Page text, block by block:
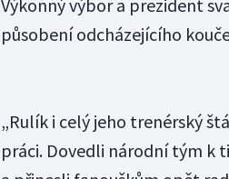
Výkonný výbor a prezident
působení odcházejícího
„Rulík i celý jeho trenérský
práci. Dovedli národní tým k